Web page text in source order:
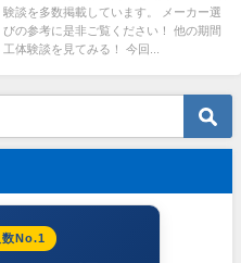
験談を多数掲載しています。 メーカー選
びの参考に是非ご覧ください！ 他の期間
工体験談を見てみる！ 今回...
数No.1